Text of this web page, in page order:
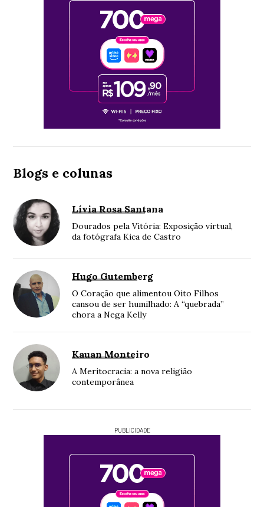
Blogs e colunas
Lívia Rosa Santana
Dourados pela Vitória: Exposição virtual,
da fotógrafa Kica de Castro
Hugo Gutemberg
O Coração que alimentou Oito Filhos
cansou de ser humilhado: A “quebrada”
chora a Nega Kelly
Kauan Monteiro
A Meritocracia: a nova religião
contemporânea
PUBLICIDADE